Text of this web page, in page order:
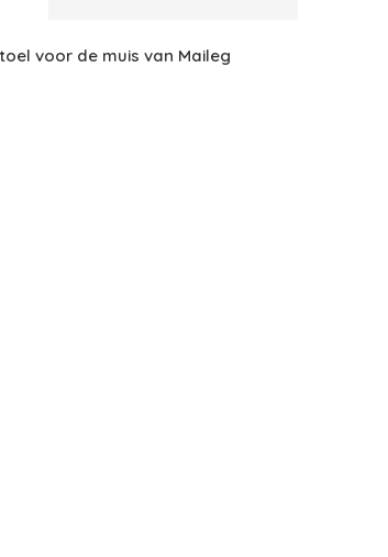
voor de muis van Maileg